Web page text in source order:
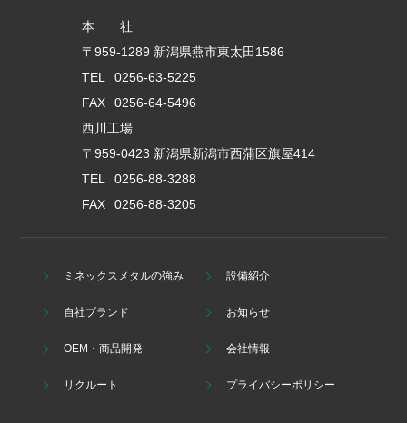
本 社
〒959-1289 新潟県燕市東太田1586
TEL
0256-63-5225
FAX
0256-64-5496
西川工場
〒959-0423 新潟県新潟市西蒲区旗屋414
TEL
0256-88-3288
FAX
0256-88-3205
ミネックスメタルの強み 設備紹介
自社ブランド お知らせ
OEM・商品開発 会社情報
リクルート プライバシーポリシー